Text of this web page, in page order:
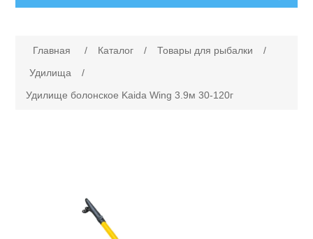
Каталог
Главная / Каталог / Товары для рыбалки
/
Удилища
/
Удилище болонское Kaida Wing 3.9м 30-120г